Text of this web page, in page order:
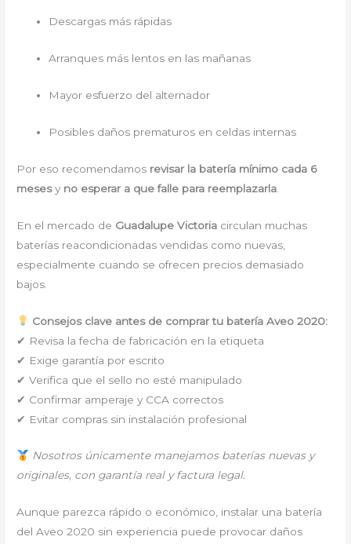
Descargas más rápidas
Arranques más lentos en las mañanas
Mayor esfuerzo del alternador
Posibles daños prematuros en celdas internas
Por eso recomendamos revisar la batería mínimo cada 6
mesesy no esperar a que falle para reemplazarla
En el mercado de Guadalupe Victoria circulan muchas
baterías reacondicionadas vendidas como nuevas,
especialmente cuando se ofrecen precios demasiado
bajos.
Consejos clave antes de comprar tu batería Aveo 2020:
✔ Revisa la fecha de fabricación en la etiqueta
✔ Exige garantía por escrito
✔ Verifica que el sello no esté manipulado
✔ Confirmar amperaje y CCA correctos
✔ Evitar compras sin instalación profesional
Nosotros únicamente manejamos baterías nuevas y
originales, con garantía real y factura legal.
Aunque parezca rápido o económico, instalar una batería
del Aveo 2020 sin experiencia puede provocar daños